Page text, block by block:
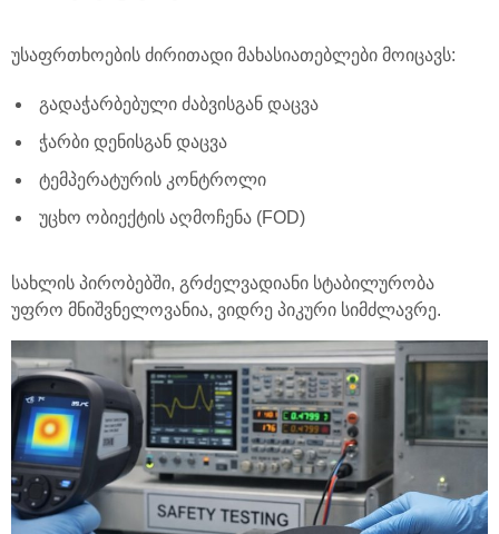
უსაფრთხოების ძირითადი მახასიათებლები მოიცავს:
გადაჭარბებული ძაბვისგან დაცვა
ჭარბი დენისგან დაცვა
ტემპერატურის კონტროლი
უცხო ობიექტის აღმოჩენა (FOD)
სახლის პირობებში, გრძელვადიანი სტაბილურობა
უფრო მნიშვნელოვანია, ვიდრე პიკური სიმძლავრე.